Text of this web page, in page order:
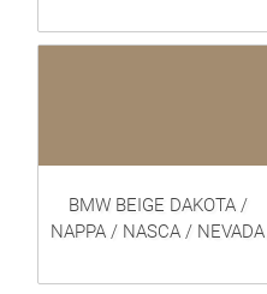
BMW BEIGE DAKOTA /
NAPPA / NASCA / NEVADA